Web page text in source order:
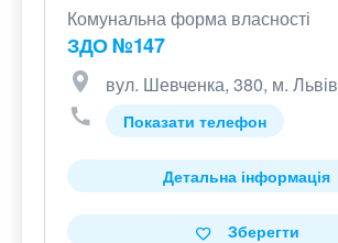
Комунальна форма власності
ЗДО №147
вул. Шевченка, 380, м. Львів
Показати телефон
Детальна інформація
Зберегти